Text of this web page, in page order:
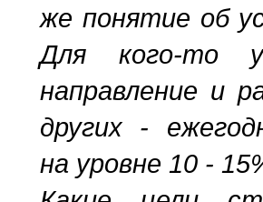
же понятие об
Для кого-то
направление и
других -
на уровне 10 -